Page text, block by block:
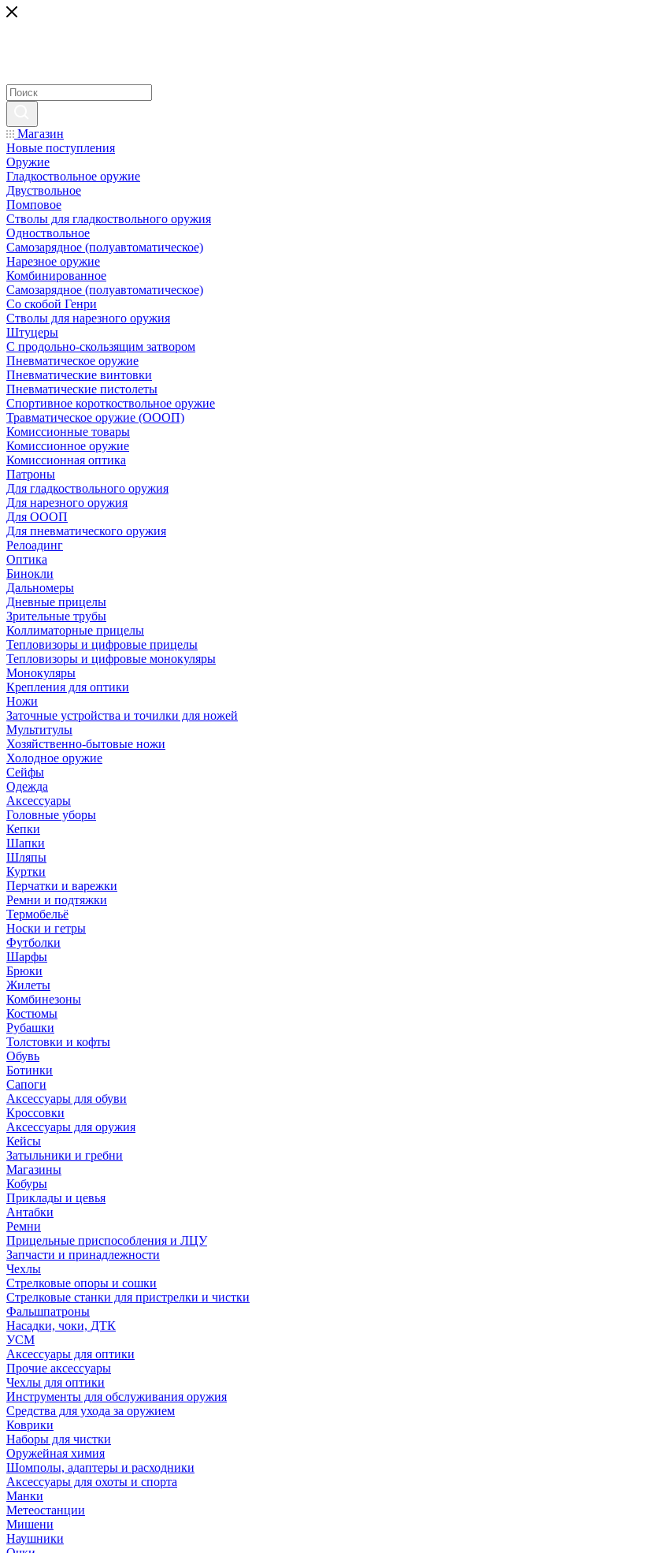
Магазин
Новые поступления
Оружие
Гладкоствольное оружие
Двуствольное
Помповое
Стволы для гладкоствольного оружия
Одноствольное
Самозарядное (полуавтоматическое)
Нарезное оружие
Комбинированное
Самозарядное (полуавтоматическое)
Со скобой Генри
Стволы для нарезного оружия
Штуцеры
С продольно-скользящим затвором
Пневматическое оружие
Пневматические винтовки
Пневматические пистолеты
Спортивное короткоствольное оружие
Травматическое оружие (ОООП)
Комиссионные товары
Комиссионное оружие
Комиссионная оптика
Патроны
Для гладкоствольного оружия
Для нарезного оружия
Для ОООП
Для пневматического оружия
Релоадинг
Оптика
Бинокли
Дальномеры
Дневные прицелы
Зрительные трубы
Коллиматорные прицелы
Тепловизоры и цифровые прицелы
Тепловизоры и цифровые монокуляры
Монокуляры
Крепления для оптики
Ножи
Заточные устройства и точилки для ножей
Мультитулы
Хозяйственно-бытовые ножи
Холодное оружие
Сейфы
Одежда
Аксессуары
Головные уборы
Кепки
Шапки
Шляпы
Куртки
Перчатки и варежки
Ремни и подтяжки
Термобельё
Носки и гетры
Футболки
Шарфы
Брюки
Жилеты
Комбинезоны
Костюмы
Рубашки
Толстовки и кофты
Обувь
Ботинки
Сапоги
Аксессуары для обуви
Кроссовки
Аксессуары для оружия
Кейсы
Затыльники и гребни
Магазины
Кобуры
Приклады и цевья
Антабки
Ремни
Прицельные приспособления и ЛЦУ
Запчасти и принадлежности
Чехлы
Стрелковые опоры и сошки
Стрелковые станки для пристрелки и чистки
Фальшпатроны
Насадки, чоки, ДТК
УСМ
Аксессуары для оптики
Прочие аксессуары
Чехлы для оптики
Инструменты для обслуживания оружия
Средства для ухода за оружием
Коврики
Наборы для чистки
Оружейная химия
Шомполы, адаптеры и расходники
Аксессуары для охоты и спорта
Манки
Метеостанции
Мишени
Наушники